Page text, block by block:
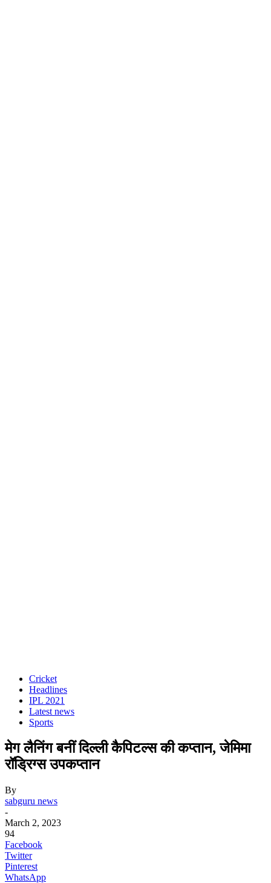
Cricket
Headlines
IPL 2021
Latest news
Sports
मेग लैनिंग बनीं दिल्ली कैपिटल्स की कप्तान, जेमिमा
रॉड्रिग्स उपकप्तान
By
sabguru news
-
March 2, 2023
94
Facebook
Twitter
Pinterest
WhatsApp